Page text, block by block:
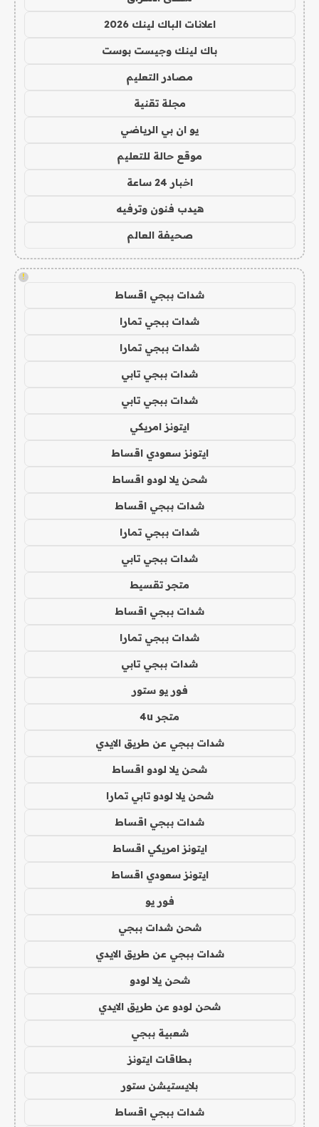
اعلانات الباك لينك 2026
باك لينك وجيست بوست
مصادر التعليم
مجلة تقنية
يو ان بي الرياضي
موقع حالة للتعليم
اخبار 24 ساعة
هيدب فنون وترفيه
صحيفة العالم
!
شدات ببجي اقساط
شدات ببجي تمارا
شدات ببجي تمارا
شدات ببجي تابي
شدات ببجي تابي
ايتونز امريكي
ايتونز سعودي اقساط
شحن يلا لودو اقساط
شدات ببجي اقساط
شدات ببجي تمارا
شدات ببجي تابي
متجر تقسيط
شدات ببجي اقساط
شدات ببجي تمارا
شدات ببجي تابي
فور يو ستور
متجر 4u
شدات ببجي عن طريق الايدي
شحن يلا لودو اقساط
شحن يلا لودو تابي تمارا
شدات ببجي اقساط
ايتونز امريكي اقساط
ايتونز سعودي اقساط
فور يو
شحن شدات ببجي
شدات ببجي عن طريق الايدي
شحن يلا لودو
شحن لودو عن طريق الايدي
شعبية ببجي
بطاقات ايتونز
بلايستيشن ستور
شدات ببجي اقساط